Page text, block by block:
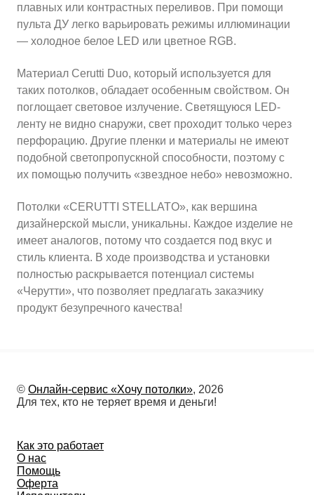
плавных или контрастных переливов. При помощи
пульта ДУ легко варьировать режимы иллюминации
— холодное белое LED или цветное RGB.
Материал Cerutti Duo, который используется для
таких потолков, обладает особенным свойством. Он
поглощает световое излучение. Светящуюся LED-
ленту не видно снаружи, свет проходит только через
перфорацию. Другие пленки и материалы не имеют
подобной светопропускной способности, поэтому с
их помощью получить «звездное небо» невозможно.
Потолки «CERUTTI STELLATO», как вершина
дизайнерской мысли, уникальны. Каждое изделие не
имеет аналогов, потому что создается под вкус и
стиль клиента. В ходе производства и установки
полностью раскрывается потенциал системы
«Черутти», что позволяет предлагать заказчику
продукт безупречного качества!
© Онлайн-сервис «Хочу потолки», 2026
Для тех, кто не теряет время и деньги!
Как это работает
О нас
Помощь
Оферта